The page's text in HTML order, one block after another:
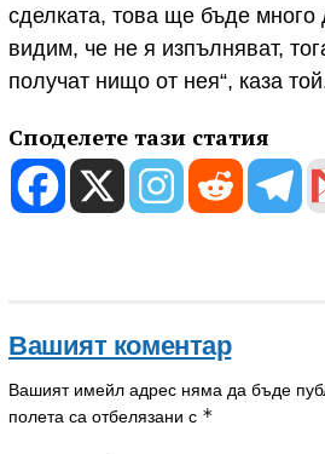
сделката, това ще бъде
видим, че не я изпълняват,
получат нищо от нея“, каза
Споделете тази статия
Вашият коментар
Вашият имейл адрес няма да бъде
полета са отбелязани с *